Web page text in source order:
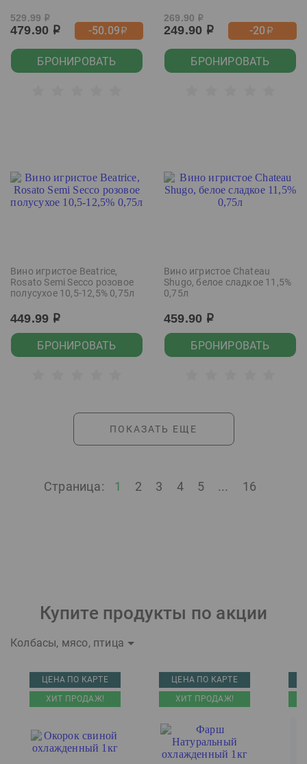
529.99 р
479.90 р -50.09р
БРОНИРОВАТЬ
269.90 р
249.90 р -20р
БРОНИРОВАТЬ
Вино игристое Beatrice,
Rosato Semi Secco розовое
полусухое 10,5-12,5% 0,75л
449.99 р
БРОНИРОВАТЬ
Вино игристое Chateau
Shugo, белое сладкое 11,5%
0,75л
459.90 р
БРОНИРОВАТЬ
ПОКАЗАТЬ ЕЩЕ
Страница: 1 2 3 4 5 ... 16
Купите продукты по акции
Колбасы, мясо, птица
ЦЕНА ПО КАРТЕ
ХИТ ПРОДАЖ!
ЦЕНА ПО КАРТЕ
ХИТ ПРОДАЖ!